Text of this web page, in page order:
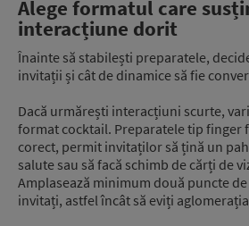
Alege formatul care
interacțiune dorit
Înainte să stabilești preparatele,
invitații și cât de dinamice să fie
Dacă urmărești interacțiuni scurte,
format cocktail. Preparatele tip finger
corect, permit invitaților să țină un
salute sau să facă schimb de cărți de
Amplasează minimum două puncte
invitați, astfel încât să eviți